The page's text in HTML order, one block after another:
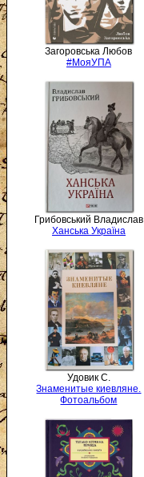
Загоровська Любов
#МояУПА
Грибовський Владислав
Ханська Україна
Удовик С.
Знаменитые киевляне.
Фотоальбом